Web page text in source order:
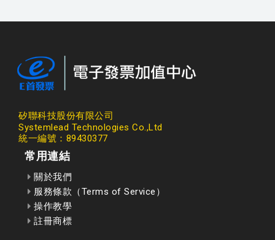
矽聯科技股份有限公司
Systemlead Technologies Co.,Ltd
統一編號：89430377
常用連結
關於我們
服務條款（Terms of Service）
操作教學
註冊商標